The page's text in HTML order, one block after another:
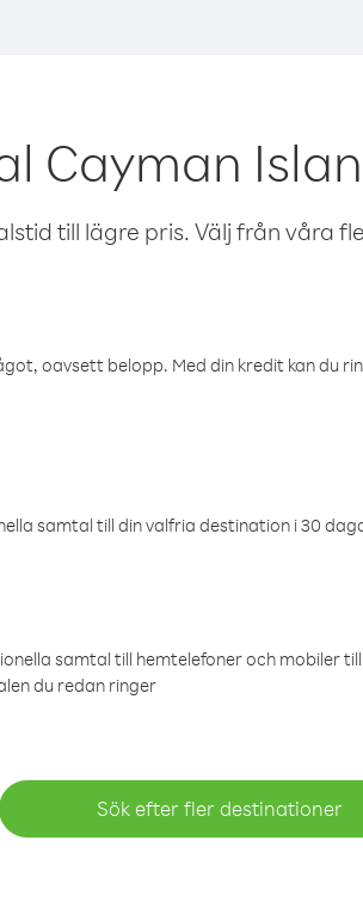
Cayman
till lägre pris. Välj från våra
oavsett belopp. Med din kredit kan du
samtal till din valfria destination i 30
samtal till hemtelefoner och mobiler
du redan ringer
Sök efter fler destinationer